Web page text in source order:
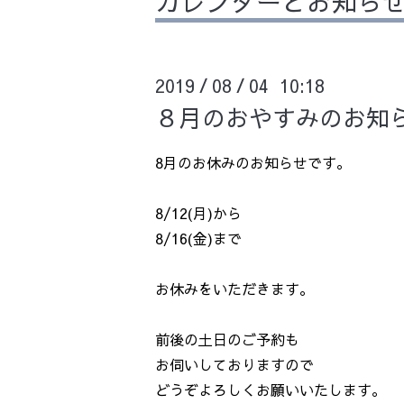
2019 / 08 / 04 10:18
８月のおやすみのお知
8月のお休みのお知らせです。
8/12(月)から
8/16(金)まで
お休みをいただきます。
前後の土日のご予約も
お伺いしておりますので
どうぞよろしくお願いいたします。